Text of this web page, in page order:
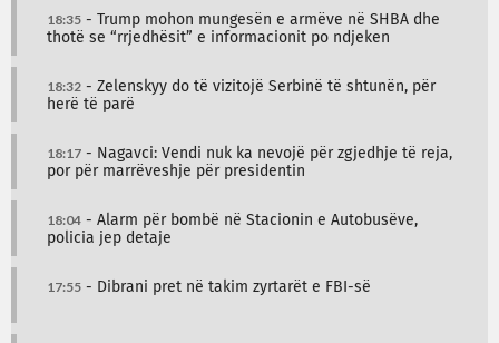
18:35 - Trump mohon mungesën e armëve në SHBA dhe
thotë se “rrjedhësit” e informacionit po ndjeken
18:32 - Zelenskyy do të vizitojë Serbinë të shtunën, për
herë të parë
18:17 - Nagavci: Vendi nuk ka nevojë për zgjedhje të reja,
por për marrëveshje për presidentin
18:04 - Alarm për bombë në Stacionin e Autobusëve,
policia jep detaje
17:55 - Dibrani pret në takim zyrtarët e FBI-së